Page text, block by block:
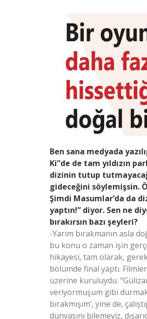
Ben sana medyada
Ki”de de tam yıldızın
dizinin tutup
gideceğini söylemişsin.
Şimdi Masumlar’da da
yaptın!” diyor. Sen ne
bırakırsın bazı şeyleri?
-Yarım bırakmanın asla
bu konu o zaman işin
hikayesi, tam olarak,
bölümde final yaptı.
üzerine kuruluydu.
veriyormuşum gibi
bırakmışım’, yine de,
dünyasını bilemeyiz,